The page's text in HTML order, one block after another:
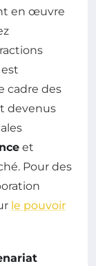
en œuvre
cadre des
devenus
et
Pour des
le pouvoir